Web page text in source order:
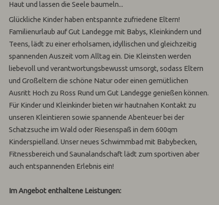
Haut und lassen die Seele baumeln...
Glückliche Kinder haben entspannte zufriedene Eltern!
Familienurlaub auf Gut Landegge mit Babys, Kleinkindern und
Teens, lädt zu einer erholsamen, idyllischen und gleichzeitig
spannenden Auszeit vom Alltag ein. Die Kleinsten werden
liebevoll und verantwortungsbewusst umsorgt, sodass Eltern
und Großeltern die schöne Natur oder einen gemütlichen
Ausritt Hoch zu Ross Rund um Gut Landegge genießen können.
Für Kinder und Kleinkinder bieten wir hautnahen Kontakt zu
unseren Kleintieren sowie spannende Abenteuer bei der
Schatzsuche im Wald oder Riesenspaß in dem 600qm
Kinderspielland. Unser neues Schwimmbad mit Babybecken,
Fitnessbereich und Saunalandschaft lädt zum sportiven aber
auch entspannenden Erlebnis ein!
Im Angebot enthaltene Leistungen: